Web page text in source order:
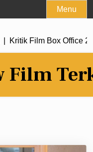
Menu
Film Box Office 2026
Film